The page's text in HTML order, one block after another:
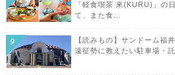
「軽食喫茶 來(KURU)」の
て、また食...
【読みもの】サンドーム福
遠征勢に教えたい駐車場・